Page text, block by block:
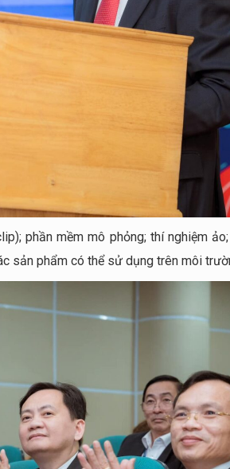
phần mềm mô phỏng; thí nghiệm
sản phẩm có thể sử dụng trên môi